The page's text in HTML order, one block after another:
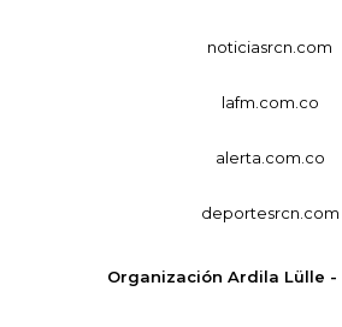
noticiasrcn.com
lafm.com.co
alerta.com.co
deportesrcn.com
Organización Ardila Lülle -